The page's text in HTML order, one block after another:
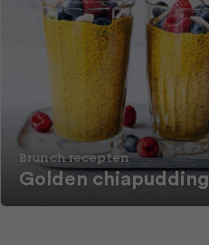
Brunch recepten
Golden chiapudding